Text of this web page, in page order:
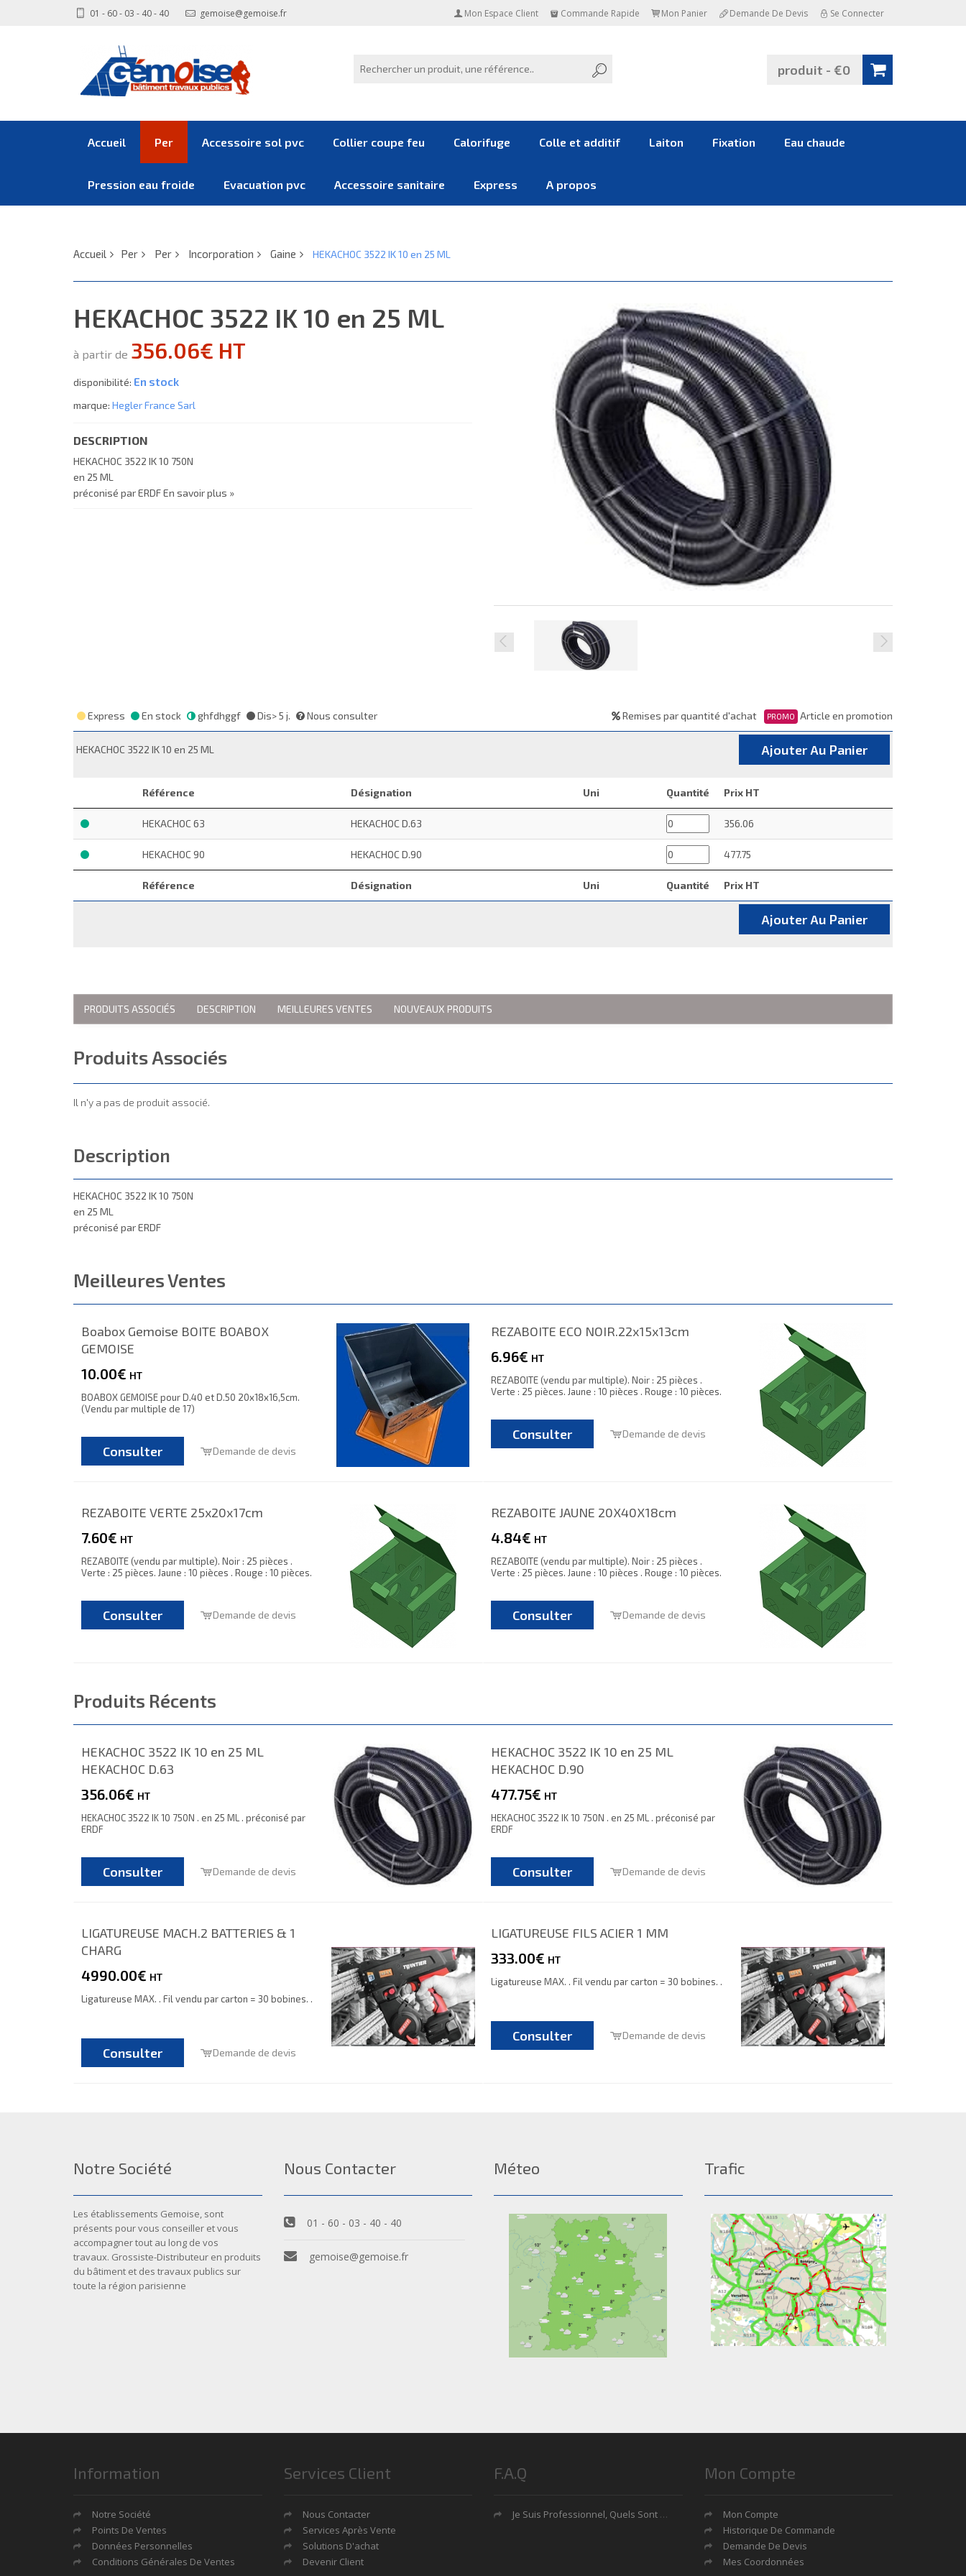
01 - 60 - 03 - 40 - 40 gemoise@gemoise.fr Mon Espace Client Commande Rapide Mon Panier Demande De Devis Se Connecter
produit - €0
Accueil Per Accessoire sol pvc Collier coupe feu Calorifuge Colle et additif Laiton Fixation Eau chaude
Pression eau froide Evacuation pvc Accessoire sanitaire Express A propos
Accueil Per Per Incorporation Gaine HEKACHOC 3522 IK 10 en 25 ML
HEKACHOC 3522 IK 10 en 25 ML
à partir de 356.06€ HT
disponibilité: En stock
marque: Hegler France Sarl
DESCRIPTION
HEKACHOC 3522 IK 10 750N
en 25 ML
préconisé par ERDFEn savoir plus »
Express En stock ghfdhggf Dis> 5 j. Nous consulter Remises par quantité d'achat PROMO Article en promotion
HEKACHOC 3522 IK 10 en 25 ML Ajouter Au Panier
Référence Désignation Uni Quantité Prix HT
Référence Désignation Uni Quantité Prix HT
HEKACHOC 63 HEKACHOC D.63 356.06
HEKACHOC 90 HEKACHOC D.90 477.75
Ajouter Au Panier
PRODUITS ASSOCIÉS DESCRIPTION MEILLEURES VENTES NOUVEAUX PRODUITS
Produits Associés
Il n'y a pas de produit associé.
Description
HEKACHOC 3522 IK 10 750N
en 25 ML
préconisé par ERDF
Meilleures Ventes
Boabox Gemoise BOITE BOABOX
GEMOISE
10.00€ HT
BOABOX GEMOISE pour D.40 et D.50 20x18x16,5cm.
(Vendu par multiple de 17)
Consulter Demande de devis
REZABOITE ECO NOIR.22x15x13cm
6.96€ HT
REZABOITE (vendu par multiple). Noir : 25 pièces .
Verte : 25 pièces. Jaune : 10 pièces . Rouge : 10 pièces.
Consulter Demande de devis
REZABOITE VERTE 25x20x17cm
7.60€ HT
REZABOITE (vendu par multiple). Noir : 25 pièces .
Verte : 25 pièces. Jaune : 10 pièces . Rouge : 10 pièces.
Consulter Demande de devis
REZABOITE JAUNE 20X40X18cm
4.84€ HT
REZABOITE (vendu par multiple). Noir : 25 pièces .
Verte : 25 pièces. Jaune : 10 pièces . Rouge : 10 pièces.
Consulter Demande de devis
Produits Récents
HEKACHOC 3522 IK 10 en 25 ML
HEKACHOC D.63
356.06€ HT
HEKACHOC 3522 IK 10 750N . en 25 ML . préconisé par
ERDF
Consulter Demande de devis
HEKACHOC 3522 IK 10 en 25 ML
HEKACHOC D.90
477.75€ HT
HEKACHOC 3522 IK 10 750N . en 25 ML . préconisé par
ERDF
Consulter Demande de devis
LIGATUREUSE MACH.2 BATTERIES & 1
CHARG
4990.00€ HT
Ligatureuse MAX. . Fil vendu par carton = 30 bobines. .
Consulter Demande de devis
LIGATUREUSE FILS ACIER 1 MM
333.00€ HT
Ligatureuse MAX. . Fil vendu par carton = 30 bobines. .
Consulter Demande de devis
Notre Société
Les établissements Gemoise, sont
présents pour vous conseiller et vous
accompagner tout au long de vos
travaux. Grossiste-Distributeur en produits
du bâtiment et des travaux publics sur
toute la région parisienne
Nous Contacter
01 - 60 - 03 - 40 - 40
gemoise@gemoise.fr
Méteo Trafic
Information
Notre Société
Points De Ventes
Données Personnelles
Conditions Générales De Ventes
Services Client
Nous Contacter
Services Après Vente
Solutions D'achat
Devenir Client
F.A.Q
Je Suis Professionnel, Quels Sont Mes Avantages?
Mon Compte
Mon Compte
Historique De Commande
Demande De Devis
Mes Coordonnées